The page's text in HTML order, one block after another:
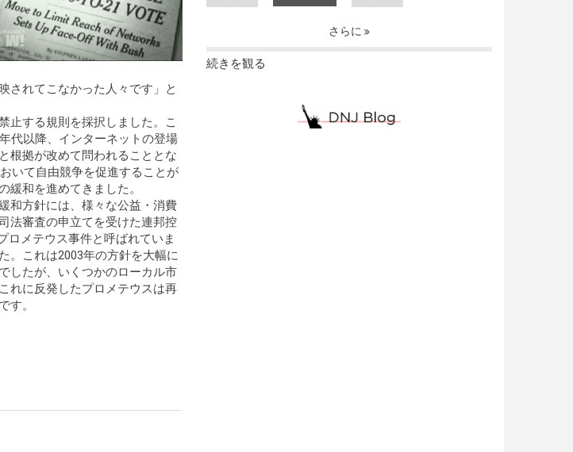
されてこなかった人々です」と
止する規則を採択しました。こ
代以降、インターネットの登場
根拠が改めて問われることとな
いて自由競争を促進することが
和を進めてきました。
和方針には、様々な公益・消費
法審査の申立てを受けた連邦控
ロメテウス事件と呼ばれていま
。これは2003年の方針を大幅に
したが、いくつかのローカル市
れに反発したプロメテウスは再
す。
さらに
続きを観る